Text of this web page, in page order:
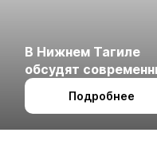
В Нижнем Тагиле
обсудят
технологии
измельчения
Подробнее